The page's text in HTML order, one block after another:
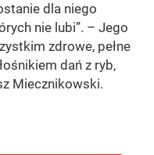
dla niego
nie lubi”. – Jego
zdrowe, pełne
dań z ryb,
Miecznikowski.